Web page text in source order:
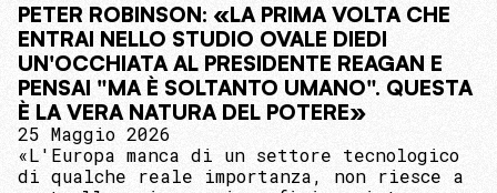
PETER ROBINSON: «LA PRIMA VOLTA CHE
ENTRAI NELLO STUDIO OVALE DIEDI
UN'OCCHIATA AL PRESIDENTE REAGAN E
PENSAI "MA È SOLTANTO UMANO". QUESTA
È LA VERA NATURA DEL POTERE»
25 Maggio 2026
«L'Europa manca di un settore tecnologico
di qualche reale importanza, non riesce a